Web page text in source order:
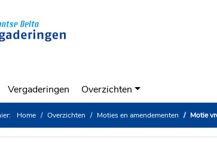
Vergaderingen Overzichten
Home Overzichten Moties en amendementen Motie